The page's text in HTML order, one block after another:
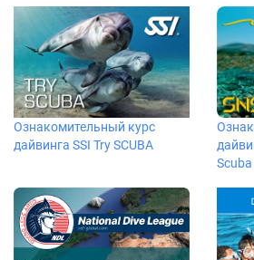
Ознакомительный курс
дайвинга SSI Try SCUBA
Scuba